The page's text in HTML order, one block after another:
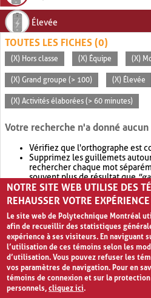
Élevée
TOUTES LES FICHES (0)
(X) Hors classe (X) Équipe (X)
(X) Grand groupe (> 100) (X) Élevée
(X) Activités élaborées (> 60 minutes)
Votre recherche n'a donné
Vérifiez que l'orthographe est
Supprimez les guillemets
rechercher chaque mot
souvent plus de résultat que
Envisagez d'élargir votre
retournera souvent plus de
NOTRE SITE WEB UTILISE DES
REHAUSSER VOTRE
Le site web de Polytechnique Montréal
afin de recueillir des statistiques
expérience à ses visiteurs. En naviguant
l’utilisation de ces témoins selon les
d’utilisation. Vous pouvez refuser les
vos paramètres de navigation. Pour en
témoins de connexion et sur la
personnels,cliquez ici.